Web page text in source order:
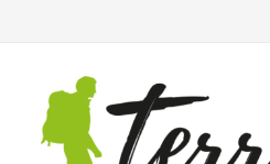
contenu